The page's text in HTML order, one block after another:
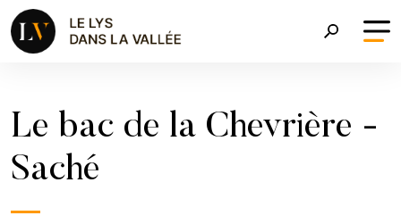
Aller au contenu principal
Le bac de la Chevrière -
Saché